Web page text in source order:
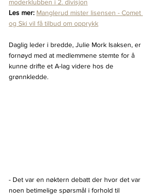
moderklubben i 2. divisjon
Les mer: Manglerud mister lisensen - Comet
og Ski vil få tilbud om opprykk
Daglig leder i bredde, Julie Mork Isaksen, er
fornøyd med at medlemmene stemte for å
kunne drifte et A-lag videre hos de
grønnkledde.
- Det var en nøktern debatt der hvor det var
noen betimelige spørsmål i forhold til